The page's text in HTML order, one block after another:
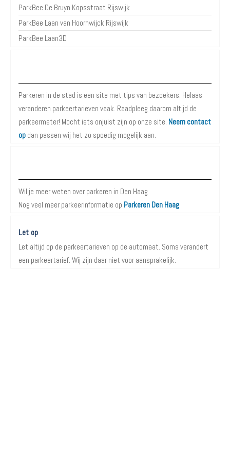
ParkBee De Bruyn Kopsstraat Rijswijk
ParkBee Laan van Hoornwijck Rijswijk
ParkBee Laan3D
Parkeren in de stad is een site met tips van bezoekers. Helaas
veranderen parkeertarieven vaak. Raadpleeg daarom altijd de
parkeermeter! Mocht iets onjuist zijn op onze site. Neem contact
op dan passen wij het zo spoedig mogelijk aan.
Wil je meer weten over parkeren in Den Haag
Nog veel meer parkeerinformatie op Parkeren Den Haag
Let op
Let altijd op de parkeertarieven op de automaat. Soms verandert
een parkeertarief. Wij zijn daar niet voor aansprakelijk.